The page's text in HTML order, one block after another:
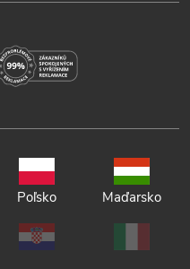
Poľsko Maďarsko